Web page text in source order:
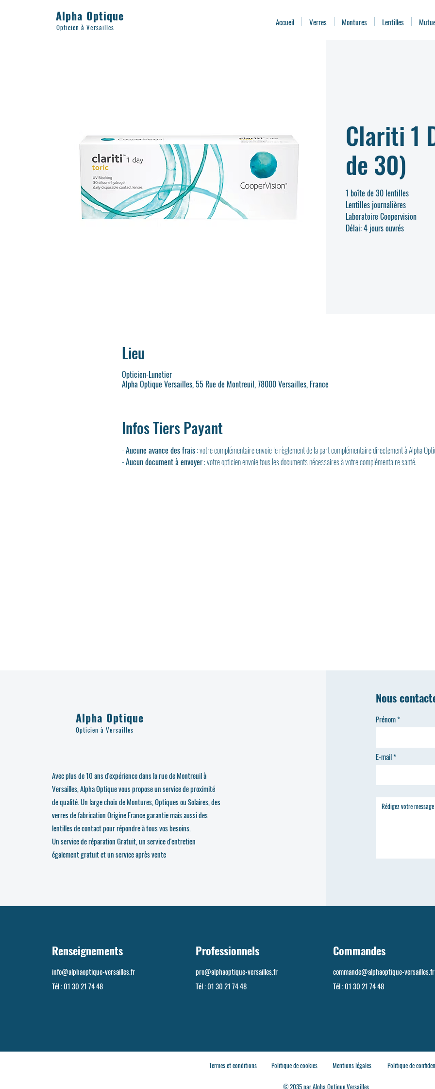
Alpha Optique
Opticien à Versailles Accueil Verres Montures Lentilles
Clariti 1
de 30)
1 boîte de 30 lentilles
Lentilles journalières
Laboratoire Coopervision
Délai: 4 jours ouvrés
Lieu
Opticien-Lunetier
Alpha Optique Versailles, 55 Rue de Montreuil, 78000 Versailles, France
Infos Tiers Payant
- Aucune avance des frais : votre complémentaire envoie le règlement de la part complémentaire directement à Alpha
- Aucun document à envoyer : votre opticien envoie tous les documents nécessaires à votre complémentaire santé.
Alpha Optique
Opticien à Versailles
Avec plus de 10 ans d'expérience dans la rue de Montreuil à
Versailles, Alpha Optique vous propose un service de proximité
de qualité. Un large choix de Montures, Optiques ou Solaires, des
verres de fabrication Origine France garantie mais aussi des
lentilles de contact pour répondre à tous vos besoins.
Un service de réparation Gratuit, un service d'entretien
également gratuit et un service après vente
Nous
Prénom
E-mail
Renseignements
info@alphaoptique-versailles.fr
Tél :01 30 21 74 48
Professionnels
pro@alphaoptique-versailles.fr
Tél :01 30 21 74 48
Commandes
commande@alphaoptique-versailles.fr
Tél :01 30 21 74 48
Termes et conditions Politique de cookies Mentions légales Politique de
© 2035 par Alpha Optique Versailles.